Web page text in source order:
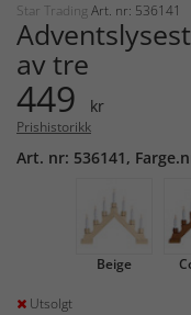
Star Trading Art. nr: 536141
av tre
449 kr
Prishistorikk
Art. nr: 536141,
Beige
Utsolgt